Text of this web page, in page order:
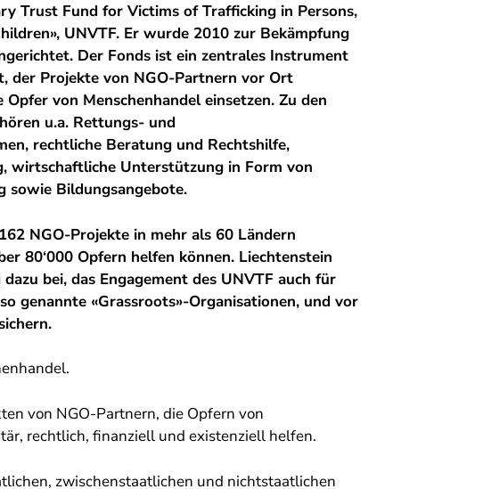
Trust Fund for Victims of Trafficking in Persons,
UNVTF. Er wurde 2010 zur Bekämpfung
​Der Fonds ist ein zentrales Instrument
der Projekte von NGO-Partnern vor Ort
von Menschenhandel einsetzen. Zu den
u.a. Rettungs- und
rechtliche Beratung und Rechtshilfe,
wirtschaftliche Unterstützung in Form von
sowie Bildungsangebote.
NGO-Projekte in mehr als 60 Ländern
80‘000 Opfern helfen können. Liechtenstein
bei, das Engagement des UNVTF auch für
genannte «Grassroots»-Organisationen, und vor
von NGO-Partnern, die Opfern von
rechtlich, finanziell und existenziell helfen.
zwischenstaatlichen und nichtstaatlichen